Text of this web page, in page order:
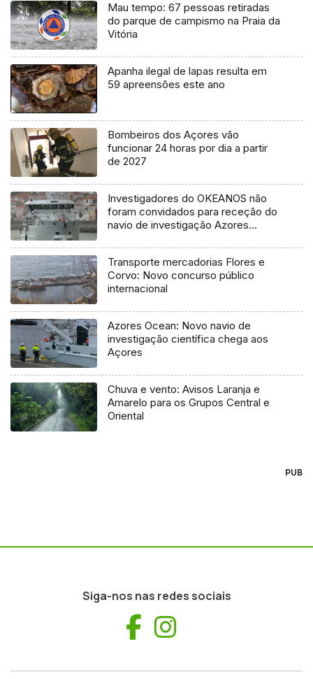
Mau tempo: 67 pessoas retiradas
do parque de campismo na Praia da
Vitória
Apanha ilegal de lapas resulta em
59 apreensões este ano
Bombeiros dos Açores vão
funcionar 24 horas por dia a partir
de 2027
Investigadores do OKEANOS não
foram convidados para receção do
navio de investigação Azores
Transporte mercadorias Flores e
Corvo: Novo concurso público
internacional
Azores Ocean: Novo navio de
investigação científica chega aos
Açores
Chuva e vento: Avisos Laranja e
Amarelo para os Grupos Central e
Oriental
PUB
Siga-nos nas redes sociais
Facebook